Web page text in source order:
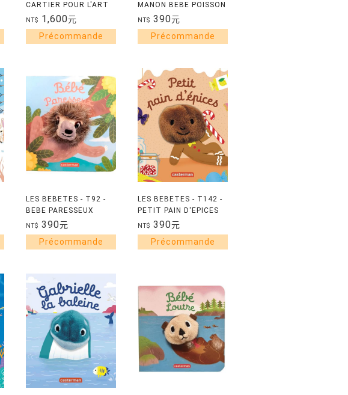
CARTIER POUR L'ART
CONTEMPORAIN
NT$ 1,600元
MANON BEBE POISSON
NT$ 390元
LES BEBETES - T92 -
BEBE PARESSEUX
NT$ 390元
LES BEBETES - T142 -
PETIT PAIN D'EPICES
NT$ 390元